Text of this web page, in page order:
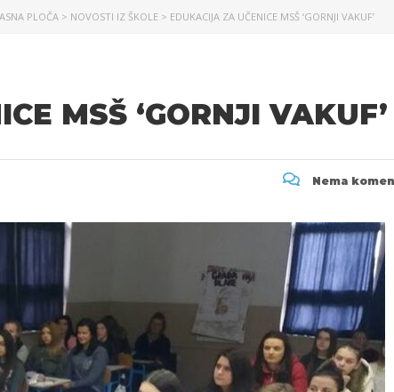
PLOČA > NOVOSTI IZ ŠKOLE > EDUKACIJA ZA UČENICE MSŠ ‘GORNJI VAKUF’
MSŠ ‘GORNJI VAKUF’
Nema